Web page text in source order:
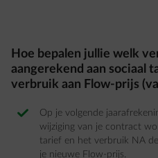
Hoe bepalen jullie welk
aangerekend aan sociaal
verbruik aan Flow-prijs
Op je volgende
wijziging van je contract
tarief en het verbruik NA
je nieuwe Flow-prijs. ​